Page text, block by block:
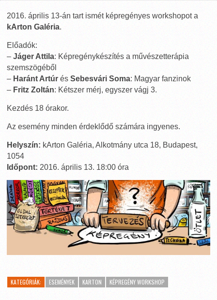
2016. április 13-án tart ismét képregényes workshopot a
kArton Galéria.
Előadók:
– Jáger Attila: Képregénykészítés a művészetterápia
szemszögéből
– Haránt Artúr és Sebesvári Soma: Magyar fanzinok
– Fritz Zoltán: Kétszer mérj, egyszer vágj 3.
Kezdés 18 órakor.
Az esemény minden érdeklődő számára ingyenes.
Helyszín: kArton Galéria, Alkotmány utca 18, Budapest,
1054
Időpont: 2016. április 13. 18:00 óra
KATEGÓRIÁK: ESEMÉNYEK KARTON KÉPREGÉNY WORKSHOP